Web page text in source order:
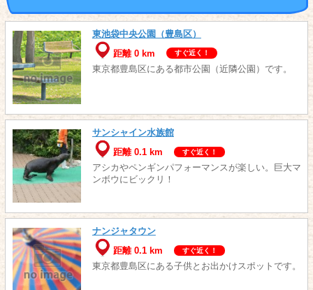
東池袋中央公園（豊島区）
距離 0 km
すぐ近く！
東京都豊島区にある都市公園（近隣公園）です。
サンシャイン水族館
距離 0.1 km
すぐ近く！
アシカやペンギンパフォーマンスが楽しい。巨大マ
ンボウにビックリ！
ナンジャタウン
距離 0.1 km
すぐ近く！
東京都豊島区にある子供とお出かけスポットです。